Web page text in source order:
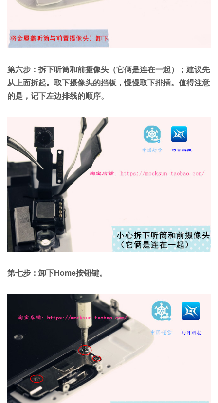
第六步：拆下听筒和前摄像头（它俩是连在一起）； 建议先
从上面拆起。取下摄像头的挡板，慢慢取下排插。值得注意
的是，记下左边排线的顺序。
第七步：卸下Home按钮键。